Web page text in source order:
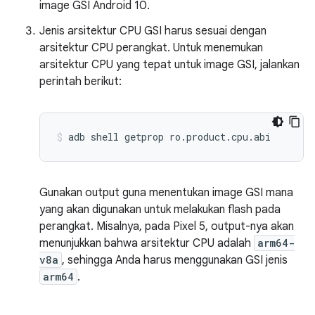
image GSI Android 10.
Jenis arsitektur CPU GSI harus sesuai dengan
arsitektur CPU perangkat. Untuk menemukan
arsitektur CPU yang tepat untuk image GSI, jalankan
perintah berikut:
adb shell getprop ro.product.cpu.abi
Gunakan output guna menentukan image GSI mana
yang akan digunakan untuk melakukan flash pada
perangkat. Misalnya, pada Pixel 5, output-nya akan
menunjukkan bahwa arsitektur CPU adalah arm64-
v8a , sehingga Anda harus menggunakan GSI jenis
arm64 .